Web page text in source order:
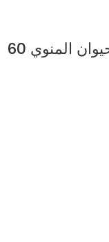
MotilityBoost – دعم حركة الحيوان المنوي 60